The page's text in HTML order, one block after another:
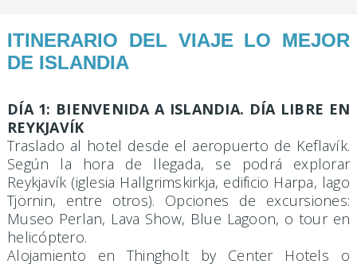
ITINERARIO DEL VIAJE LO MEJOR
DE ISLANDIA
DÍA 1: BIENVENIDA A ISLANDIA. DÍA LIBRE EN
REYKJAVÍK
Traslado al hotel desde el aeropuerto de Keflavík.
Según la hora de llegada, se podrá explorar
Reykjavík (iglesia Hallgrimskirkja, edificio Harpa, lago
Tjörnin, entre otros). Opciones de excursiones:
Museo Perlan, Lava Show, Blue Lagoon, o tour en
helicóptero.
Alojamiento en Thingholt by Center Hotels o